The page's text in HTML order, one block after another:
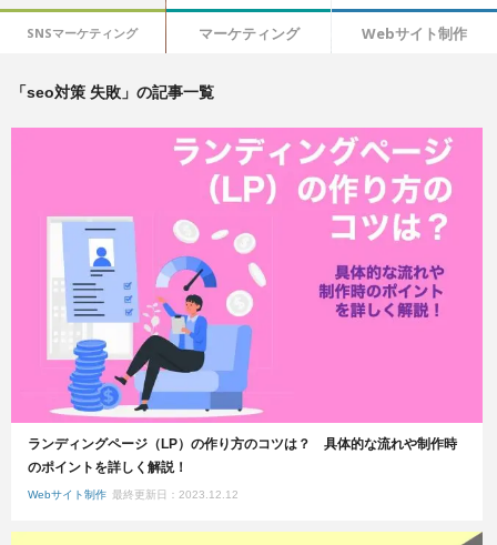
SNSマーケティング マーケティング Webサイト制作
「seo対策 失敗」の記事一覧
ランディングページ（LP）の作り方のコツは？ 具体的な流れや制作時
のポイントを詳しく解説！
Webサイト制作 最終更新日：2023.12.12